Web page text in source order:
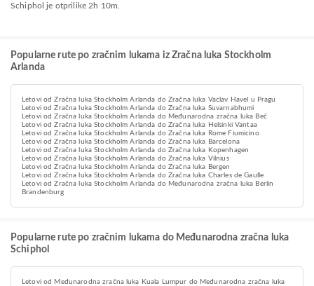
Schiphol je otprilike 2h 10m.
Popularne rute po zračnim lukama iz Zračna luka Stockholm
Arlanda
Letovi od Zračna luka Stockholm Arlanda do Zračna luka Vaclav Havel u Pragu
Letovi od Zračna luka Stockholm Arlanda do Zračna luka Suvarnabhumi
Letovi od Zračna luka Stockholm Arlanda do Međunarodna zračna luka Beč
Letovi od Zračna luka Stockholm Arlanda do Zračna luka Helsinki Vantaa
Letovi od Zračna luka Stockholm Arlanda do Zračna luka Rome Fiumicino
Letovi od Zračna luka Stockholm Arlanda do Zračna luka Barcelona
Letovi od Zračna luka Stockholm Arlanda do Zračna luka Kopenhagen
Letovi od Zračna luka Stockholm Arlanda do Zračna luka Vilnius
Letovi od Zračna luka Stockholm Arlanda do Zračna luka Bergen
Letovi od Zračna luka Stockholm Arlanda do Zračna luka Charles de Gaulle
Letovi od Zračna luka Stockholm Arlanda do Međunarodna zračna luka Berlin
Brandenburg
Popularne rute po zračnim lukama do Međunarodna zračna luka
Schiphol
Letovi od Međunarodna zračna luka Kuala Lumpur do Međunarodna zračna luka